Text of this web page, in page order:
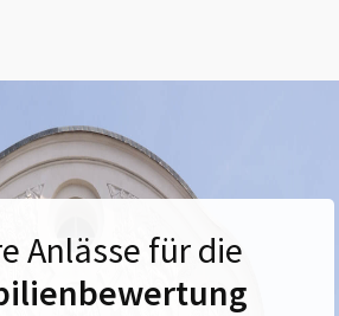
Anlässe für die